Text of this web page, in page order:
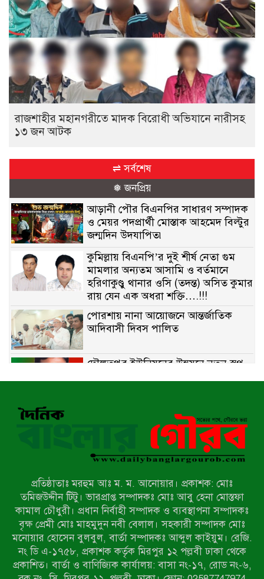
রাজশাহীর মহানগরীতে মাদক বিরোধী অভিযানে নারীসহ
১৩ জন আটক
⇌ সর্বশেষ
❅ জনপ্রিয়
আড়ানী পৌর বিএনপির সাধারণ সম্পাদক
ও মেয়র পদপ্রার্থী মোস্তাক আহমেদ বিল্টুর
জন্মদিন উদযাপিত৷
কুমিল্লায় বিএনপি’র দুই শীর্ষ নেতা গুম
মামলার অন্যতম আসামি ও বর্তমানে
হরিণাকুণ্ডু থানার ওসি (তদন্ত) অসিত কুমার
রায় যেন এক অধরা শক্তি….!!!
পোরশায় নানা আয়োজনে আন্তর্জাতিক
আদিবাসী দিবস পালিত
দৌলতপুর ইউনিয়নের উন্নয়নে নতুন স্বপ্ন
বাকেরগঞ্জে নিষিদ্ধ জালের বিরুদ্ধে
অভিযান, দুই ব্যবসায়ীকে ১ লাখ টাকা
রাজশাহীর মহানগরীতে মাদক বিরোধী
আদমদীঘিতে শুমারি স্বেচ্ছাসেবী নিয়োগে
যোগ্যতার ভিত্তিতে তালিকা প্রকাশ;
নির্বাচিতদের আ.লীগ ট্যাগে প্রচারণা
সংবাদ প্রকাশের জেরে সাংবাদিককে দেখে
নেওয়ার হুমকি দিলেন দোড়া মাদরাসার
প্রতিষ্ঠাতাঃ মরহুম আঃ ম. ম. আনোয়ার। প্রকাশক: মোঃ
তমিজউদ্দীন টিটু। ভারপ্রাপ্ত সম্পাদকঃ মোঃ আবু হেনা মোস্তফা
কামাল চৌধুরী। প্রধান নির্বাহী সম্পাদক ও ব্যবস্থাপনা সম্পাদকঃ
বৃক্ষ প্রেমী মোঃ মাহমুদুন নবী বেলাল। সহকারী সম্পাদক মোঃ
মনোয়ার হোসেন বুলবুল, বার্তা সম্পাদকঃ আব্দুল কাইয়ুম। রেজি.
নং ডি এ-১৭৫৮, প্রকাশক কর্তৃক মিরপুর ১২ পল্লবী ঢাকা থেকে
প্রকাশিত। বার্তা ও বাণিজ্যিক কার্যালয়: বাসা নং-১৭, রোড নং-৬,